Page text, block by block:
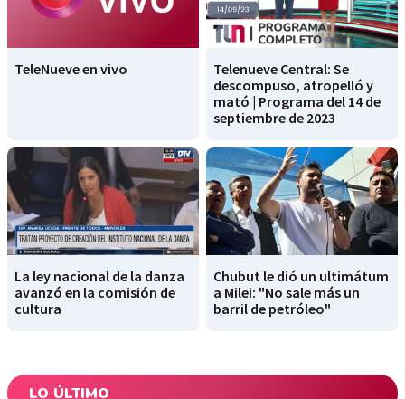
TeleNueve en vivo
Telenueve Central: Se
descompuso, atropelló y
mató | Programa del 14 de
septiembre de 2023
La ley nacional de la danza
avanzó en la comisión de
cultura
Chubut le dió un ultimátum
a Milei: "No sale más un
barril de petróleo"
LO ÚLTIMO